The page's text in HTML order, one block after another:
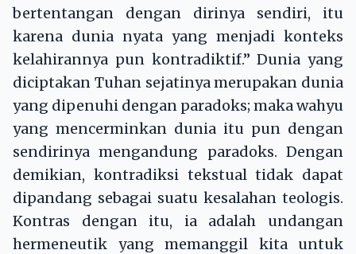
bertentangan dengan dirinya sendiri, itu
karena dunia nyata yang menjadi konteks
kelahirannya pun kontradiktif.” Dunia yang
diciptakan Tuhan sejatinya merupakan dunia
yang dipenuhi dengan paradoks; maka wahyu
yang mencerminkan dunia itu pun dengan
sendirinya mengandung paradoks. Dengan
demikian, kontradiksi tekstual tidak dapat
dipandang sebagai suatu kesalahan teologis.
Kontras dengan itu, ia adalah undangan
hermeneutik yang memanggil kita untuk